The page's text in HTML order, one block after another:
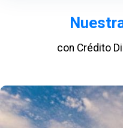
con Crédito